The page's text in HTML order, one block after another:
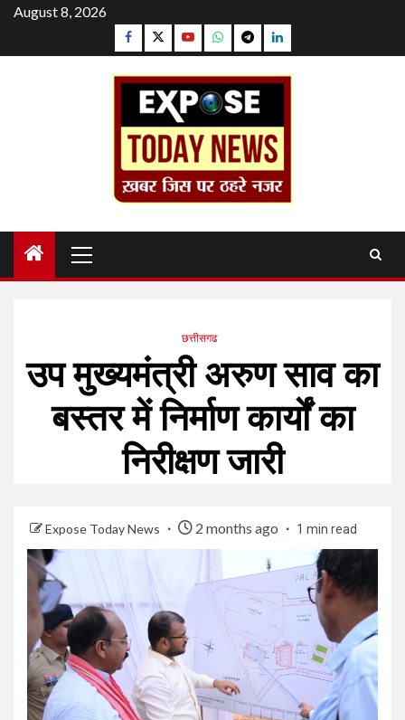
Skip
content
August 8, 2026
Facebook
TwitterYouTubeWhatsapp
TelegramLinkedin
Menu
छत्तीसगढ
उप मुख्यमंत्री अरुण साव का
बस्तर में निर्माण कार्यों का
निरीक्षण जारी
Expose Today News 2 months ago 1 min read